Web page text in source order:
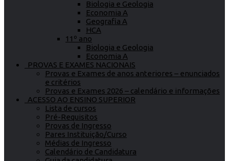
Biologia e Geologia
Economia A
Geografia A
HCA
11º ano
Biologia e Geologia
Economia A
PROVAS E EXAMES NACIONAIS
Provas e Exames de anos anteriores – enunciados
e critérios
Provas e Exames 2026 – calendário e informações
ACESSO AO ENSINO SUPERIOR
Lista de cursos
Pré-Requisitos
Provas de Ingresso
Pares Instituição/Curso
Médias de Ingresso
Calendário de Candidatura